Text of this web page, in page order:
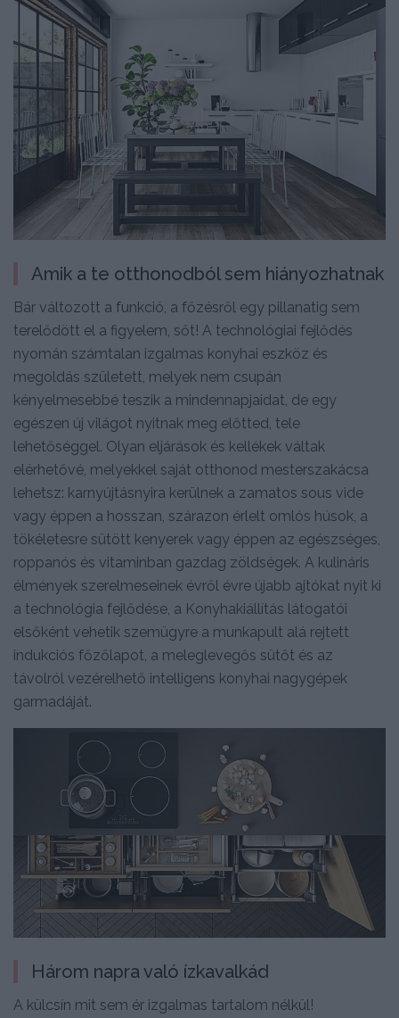
Amik a te otthonodból sem hiányozhatnak
Bár változott a funkció, a főzésről egy pillanatig sem
terelődött el a figyelem, sőt! A technológiai fejlődés
nyomán számtalan izgalmas konyhai eszköz és
megoldás született, melyek nem csupán
kényelmesebbé teszik a mindennapjaidat, de egy
egészen új világot nyitnak meg előtted, tele
lehetőséggel. Olyan eljárások és kellékek váltak
elérhetővé, melyekkel saját otthonod mesterszakácsa
lehetsz: karnyújtásnyira kerülnek a zamatos sous vide
vagy éppen a hosszan, szárazon érlelt omlós húsok, a
tökéletesre sütött kenyerek vagy éppen az egészséges,
roppanós és vitaminban gazdag zöldségek. A kulináris
élmények szerelmeseinek évről évre újabb ajtókat nyit ki
a technológia fejlődése, a Konyhakiállítás látogatói
elsőként vehetik szemügyre a munkapult alá rejtett
indukciós főzőlapot, a meleglevegős sütőt és az
távolról vezérelhető intelligens konyhai nagygépek
garmadáját.
Három napra való ízkavalkád
A külcsín mit sem ér izgalmas tartalom nélkül!